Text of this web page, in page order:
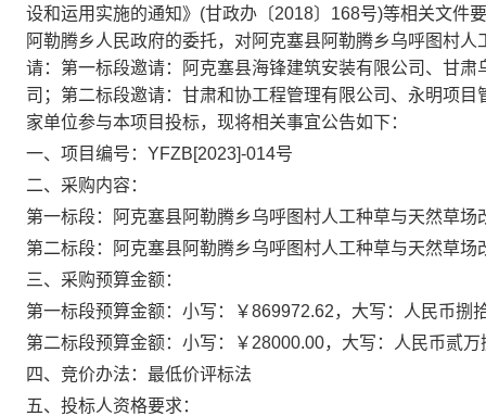
设和运用实施的通知》 (甘政办〔2018〕 168号)等相关文件
阿勒腾乡人民政府的委托，对阿克塞县阿勒腾乡乌呼图村
请：第一标段邀请：阿克塞县海锋建筑安装有限公司、甘
司；第二标段邀请：甘肃和协工程管理有限公司、永明项
家单位参与本项目投标，现将相关事宜公告如下：
一、项目编号： YFZB[2023]-014号
二、 采购内容：
第一标段：
阿克塞县阿勒腾乡乌呼图村人工种草与天然草
第二标段：阿克塞县阿勒腾乡乌呼图村人工种草与天然草场
三、采购预算金额：
第一标段预算金额： 小写： ￥869972.62，大写：人民币捌
第二标段预算金额： 小写： ￥28000.00，大写：人民币贰
四、竞价办法： 最低价评标法
五、投标人资格要求：